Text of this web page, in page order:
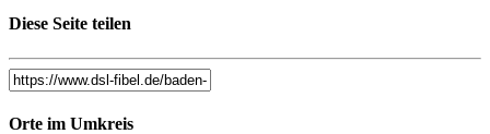
Diese Seite teilen
Orte im Umkreis